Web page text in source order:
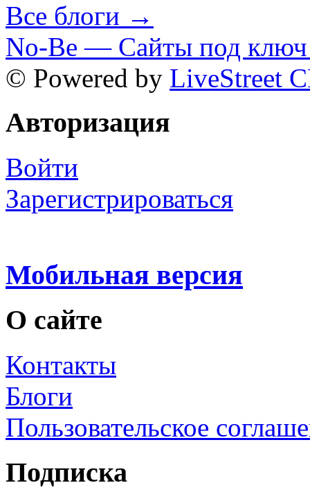
Все блоги →
No-Be — Сайты под ключ
© Powered by LiveStreet
Авторизация
Войти
Зарегистрироваться
Мобильная версия
О сайте
Контакты
Блоги
Пользовательское
Подписка